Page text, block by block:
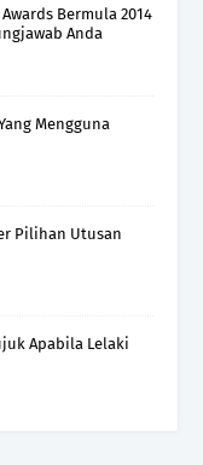
Bermula 2014
Anda
Mengguna
Pilihan Utusan
Apabila Lelaki